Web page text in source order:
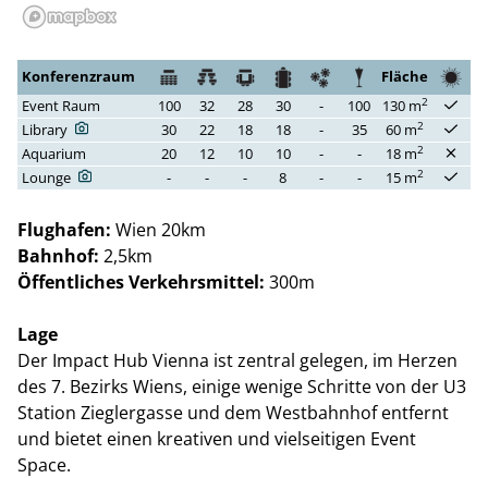
Flughafen: Wien 20km
Bahnhof: 2,5km
Öffentliches Verkehrsmittel: 300m
Lage
Der Impact Hub Vienna ist zentral gelegen, im Herzen
des 7. Bezirks Wiens, einige wenige Schritte von der U3
Station Zieglergasse und dem Westbahnhof entfernt
und bietet einen kreativen und vielseitigen Event
Space.
Konferenzraum
Fläche
Event Raum
100 32 28 30 - 100 130 m2
Library 30 22 18 18 - 35 60 m2
Aquarium 20 12 10 10 - - 18 m2
Lounge - - - 8 - - 15 m2